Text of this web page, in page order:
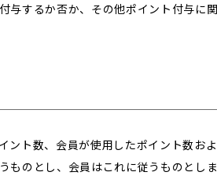
与するか否か、その他ポイント付与に
ト数、会員が使用したポイント数お
のとし、会員はこれに従うものとしま